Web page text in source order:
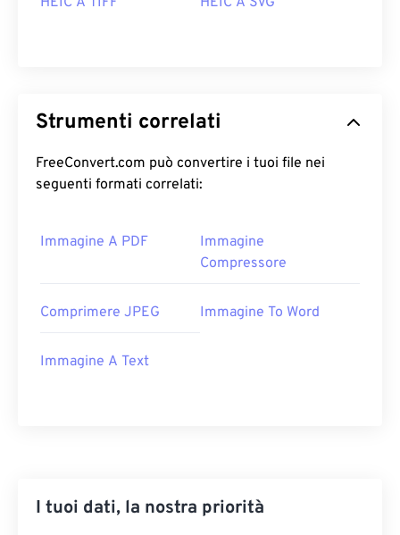
Strumenti correlati
FreeConvert.com può convertire i tuoi file nei
seguenti formati correlati:
Immagine A PDF
Immagine
Compressore
Comprimere JPEG Immagine To Word
Immagine A Text
I tuoi dati, la nostra priorità